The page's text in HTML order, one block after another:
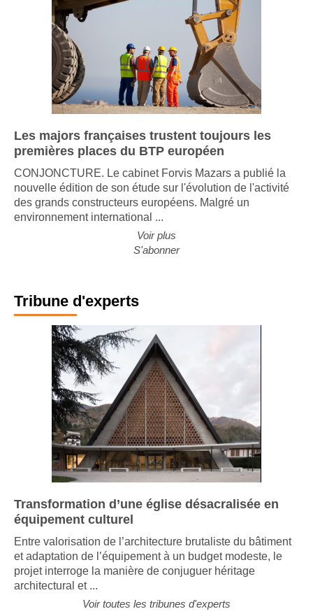
Les majors françaises trustent toujours les
premières places du BTP européen
CONJONCTURE. Le cabinet Forvis Mazars a publié la
nouvelle édition de son étude sur l'évolution de l'activité
des grands constructeurs européens. Malgré un
Voir plus
Tribune d'experts
Transformation d’une église désacralisée en
équipement culturel
Entre valorisation de l’architecture brutaliste du bâtiment
et adaptation de l’équipement à un budget modeste, le
projet interroge la manière de conjuguer héritage